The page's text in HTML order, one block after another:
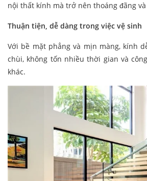
nội thất kính mà trở nên thoáng đãng
Thuận tiện, dễ dàng trong việc vệ sinh
Với bề mặt phẳng và mịn màng, kính
chùi, không tốn nhiều thời gian và
khác.